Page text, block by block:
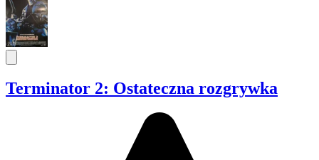
Terminator 2: Ostateczna rozgrywka